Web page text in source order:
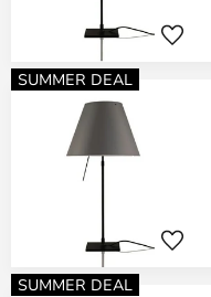
SUMMER DEAL
SUMMER DEAL